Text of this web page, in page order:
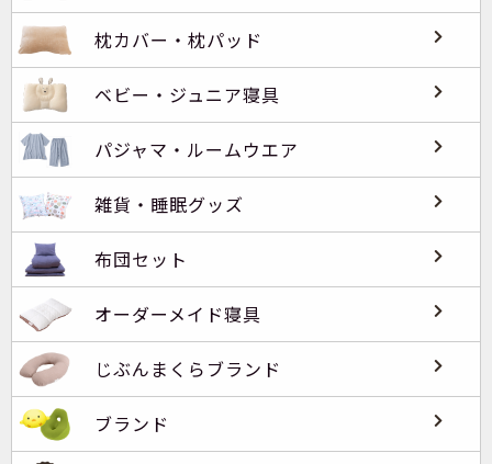
枕カバー・枕パッド
ベビー・ジュニア寝具
パジャマ・ルームウエア
雑貨・睡眠グッズ
布団セット
オーダーメイド寝具
じぶんまくらブランド
ブランド